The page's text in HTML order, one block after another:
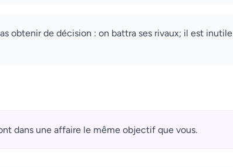
obtenir de décision : on battra ses rivaux; il est inutile
dans une affaire le même objectif que vous.